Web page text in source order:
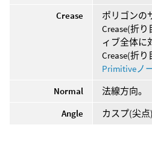
Crease
ポリゴンの
Crease(折
ィブ全体に
Crease(折り
Primitiveノ
Normal
法線方向。
Angle
カスプ(尖点